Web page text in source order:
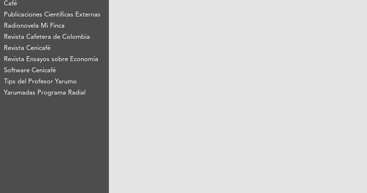
Café
Publicaciones Científicas Externas
Radionovela Mi Finca
Revista Cafetera de Colombia
Revista Cenicafé
Revista Ensayos sobre Economía
Software Cenicafé
Tips del Profesor Yarumo
Yarumadas Programa Radial